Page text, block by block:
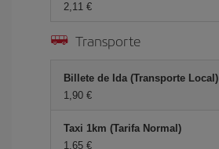
2,11 €
Transporte
Billete de Ida (Transporte Local)
1,90 €
Taxi 1km (Tarifa Normal)
1,65 €